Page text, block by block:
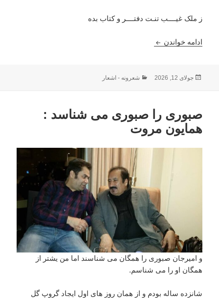
ز ملک غیــــب تنـت دفتــــر و کتاب بده
ادامه خواندن جرعه ای شراب بده : احمد محمود امپراطور
ارسال
جولای 12, 2026 دسته‌ها
شعرونه - اشعار
صبوری را صبوری می شناسد :
همایون مروت
و امیرجان صبوری را همگان می شناسند اما من یشتر از
همگان او را می شناسم.
شانزده ساله بودم و از همان روز های اول ایجاد گروپ گل